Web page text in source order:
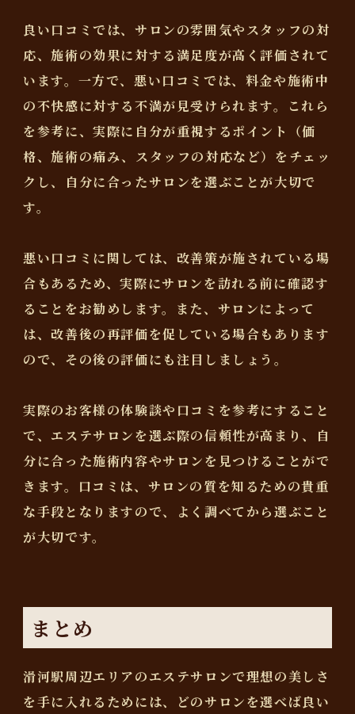
良い口コミでは、サロンの雰囲気やスタッフの対
応、施術の効果に対する満足度が高く評価されて
います。一方で、悪い口コミでは、料金や施術中
の不快感に対する不満が見受けられます。これら
を参考に、実際に自分が重視するポイント（価
格、施術の痛み、スタッフの対応など）をチェッ
クし、自分に合ったサロンを選ぶことが大切で
す。
悪い口コミに関しては、改善策が施されている場
合もあるため、実際にサロンを訪れる前に確認す
ることをお勧めします。また、サロンによって
は、改善後の再評価を促している場合もあります
ので、その後の評価にも注目しましょう。
実際のお客様の体験談や口コミを参考にすること
で、エステサロンを選ぶ際の信頼性が高まり、自
分に合った施術内容やサロンを見つけることがで
きます。口コミは、サロンの質を知るための貴重
な手段となりますので、よく調べてから選ぶこと
が大切です。
まとめ
滑河駅周辺エリアのエステサロンで理想の美しさ
を手に入れるためには、どのサロンを選べば良い